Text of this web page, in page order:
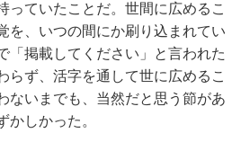
っていたことだ。世間に広めるこ
を、いつの間にか刷り込まれてい
「掲載してください」と言われた
らず、活字を通して世に広めるこ
ないまでも、当然だと思う節があ
かしかった。